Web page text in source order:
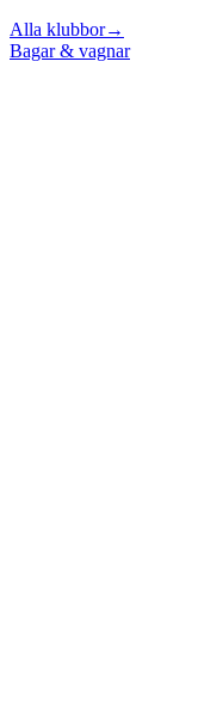
Alla klubbor→
Bagar & vagnar